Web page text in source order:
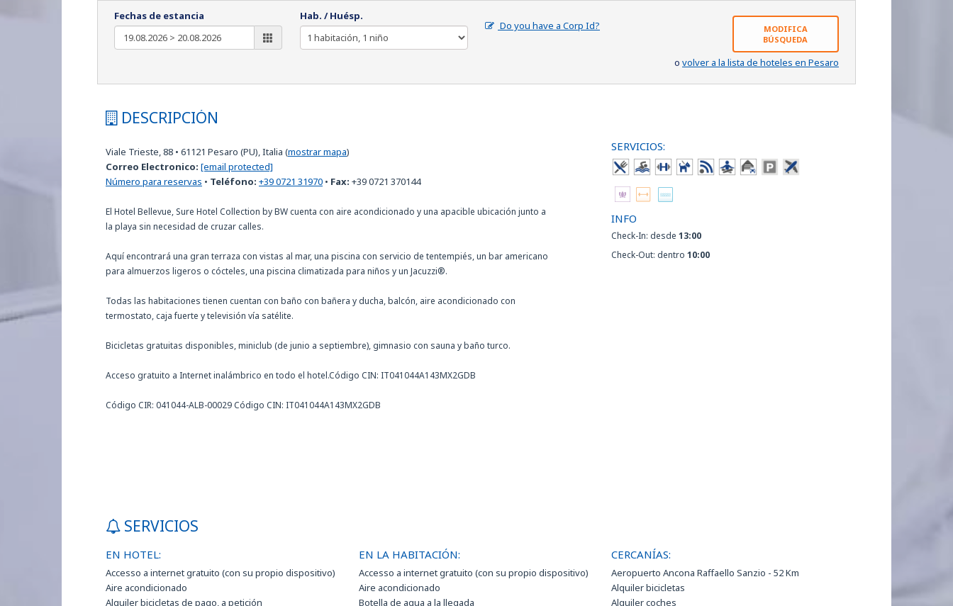
Fechas de estancia Hab. / Huésp.
Do you have a Corp Id?
MODIFICA
BÚSQUEDA
o volver a la lista de hoteles en Pesaro
DESCRIPCIÓN
Viale Trieste, 88 • 61121 Pesaro (PU), Italia (mostrar mapa)
Correo Electronico: [email protected]
Número para reservas • Teléfono: +39 0721 31970 • Fax: +39 0721 370144
El Hotel Bellevue, Sure Hotel Collection by BW cuenta con aire acondicionado y una apacible ubicación junto a
la playa sin necesidad de cruzar calles.
Aquí encontrará una gran terraza con vistas al mar, una piscina con servicio de tentempiés, un bar americano
para almuerzos ligeros o cócteles, una piscina climatizada para niños y un Jacuzzi®.
Todas las habitaciones tienen cuentan con baño con bañera y ducha, balcón, aire acondicionado con
termostato, caja fuerte y televisión vía satélite.
Bicicletas gratuitas disponibles, miniclub (de junio a septiembre), gimnasio con sauna y baño turco.
Acceso gratuito a Internet inalámbrico en todo el hotel.Código CIN: IT041044A143MX2GDB
Código CIR: 041044-ALB-00029 Código CIN: IT041044A143MX2GDB
SERVICIOS:
INFO
Check-In: desde13:00
Check-Out: dentro10:00
SERVICIOS
EN HOTEL:
Accesso a internet gratuito (con su propio dispositivo)
Aire acondicionado
Alquiler bicicletas de pago, a petición
EN LA HABITACIÓN:
Accesso a internet gratuito (con su propio dispositivo)
Aire acondicionado
Botella de agua a la llegada
CERCANÍAS:
Aeropuerto Ancona Raffaello Sanzio - 52 Km
Alquiler bicicletas
Alquiler coches